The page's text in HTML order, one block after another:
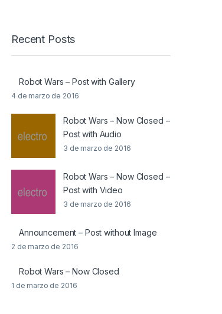
Recent Posts
Robot Wars – Post with Gallery
4 de marzo de 2016
Robot Wars – Now Closed –
Post with Audio
3 de marzo de 2016
Robot Wars – Now Closed –
Post with Video
3 de marzo de 2016
Announcement – Post without Image
2 de marzo de 2016
Robot Wars – Now Closed
1 de marzo de 2016